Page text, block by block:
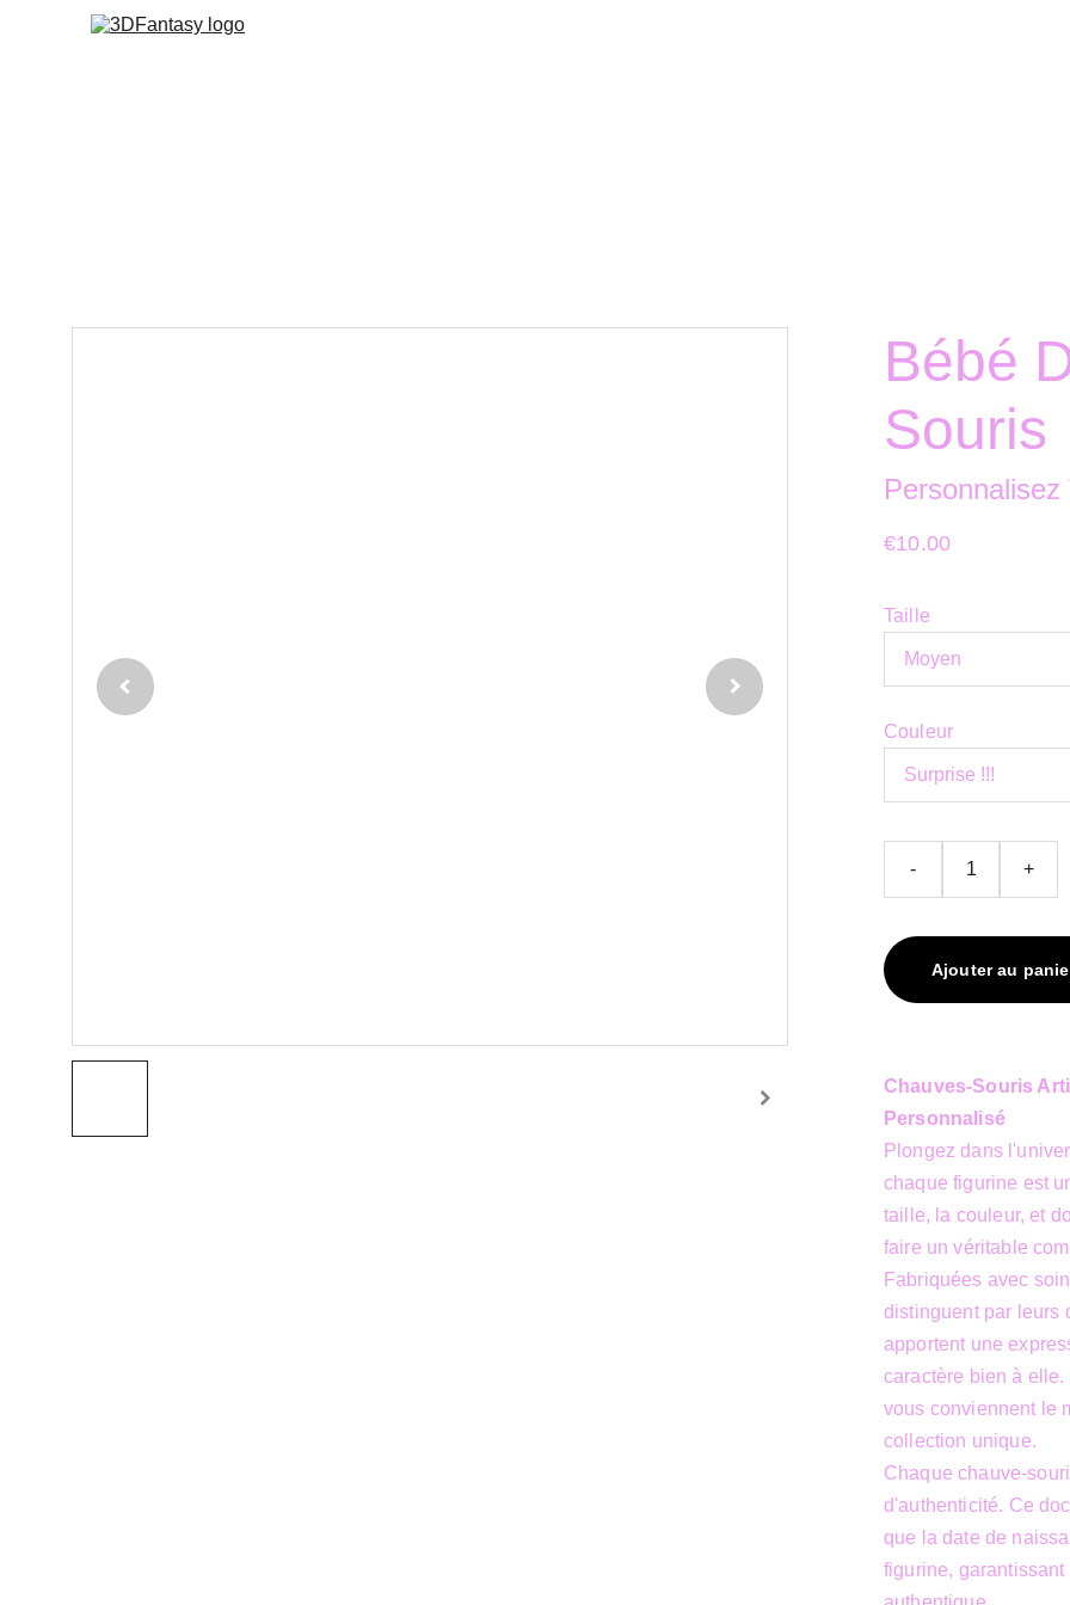
Bébé
Souris
€10.00
Taille
Couleur
- +
Ajouter au
Chauves-Souris
Personnalisé
Plongez dans
chaque figurine est
taille, la couleur, et
faire un véritable
Fabriquées avec
distinguent par leurs
apportent une
caractère bien à
vous conviennent le
collection unique.
Chaque chauve-
d'authenticité. Ce
que la date de
figurine,